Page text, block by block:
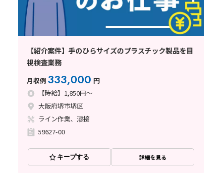
【紹介案件】手のひらサイズのプラスチック製品を目
視検査業務
月収例 333,000 円
【時給】1,850円～
大阪府堺市堺区
ライン作業、溶接
59627-00
キープする 詳細を見る